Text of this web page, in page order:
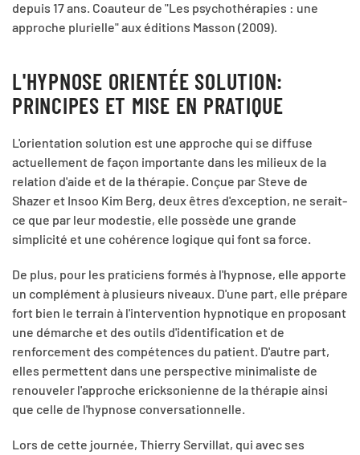
depuis 17 ans. Coauteur de "Les psychothérapies : une
approche plurielle" aux éditions Masson (2009).
L'HYPNOSE ORIENTÉE SOLUTION:
PRINCIPES ET MISE EN PRATIQUE
L'orientation solution est une approche qui se diffuse
actuellement de façon importante dans les milieux de la
relation d'aide et de la thérapie. Conçue par Steve de
Shazer et Insoo Kim Berg, deux êtres d'exception, ne serait-
ce que par leur modestie, elle possède une grande
simplicité et une cohérence logique qui font sa force.
De plus, pour les praticiens formés à l'hypnose, elle apporte
un complément à plusieurs niveaux. D'une part, elle prépare
fort bien le terrain à l'intervention hypnotique en proposant
une démarche et des outils d'identification et de
renforcement des compétences du patient. D'autre part,
elles permettent dans une perspective minimaliste de
renouveler l'approche ericksonienne de la thérapie ainsi
que celle de l'hypnose conversationnelle.
Lors de cette journée, Thierry Servillat, qui avec ses